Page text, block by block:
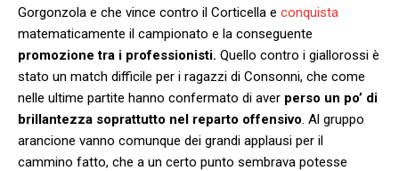
Gorgonzola e che vince contro il Corticella e conquista
matematicamente il campionato e la conseguente
promozione tra i professionisti. Quello contro i giallorossi è
stato un match difficile per i ragazzi di Consonni, che come
nelle ultime partite hanno confermato di aver perso un po’ di
brillantezza soprattutto nel reparto offensivo. Al gruppo
arancione vanno comunque dei grandi applausi per il
cammino fatto, che a un certo punto sembrava potesse